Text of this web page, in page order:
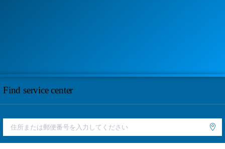
Find service center